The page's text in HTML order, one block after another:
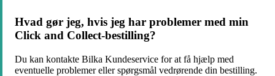
Hvad gør jeg, hvis jeg har problemer med min
Click and Collect-bestilling?
Du kan kontakte Bilka Kundeservice for at få hjælp med
eventuelle problemer eller spørgsmål vedrørende din bestilling.